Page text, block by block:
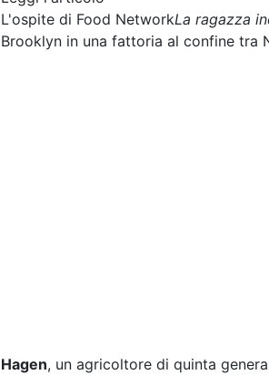
L'ospite di Food NetworkLa ragazza
Brooklyn in una fattoria al confine tra
Hagen, un agricoltore di quinta